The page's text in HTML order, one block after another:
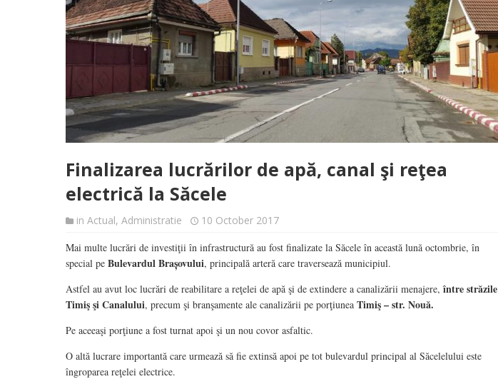
Finalizarea lucrărilor de apă, canal şi reţea
electrică la Săcele
in Actual, Administratie
10 October 2017
Mai multe lucrări de investiţii în infrastructură au fost finalizate la Săcele în această lună octombrie, în
special pe Bulevardul Brașovului, principală arteră care traversează municipiul.
Astfel au avut loc lucrări de reabilitare a reţelei de apă şi de extindere a canalizării menajere, între străzile
Timiş şi Canalului, precum şi branşamente ale canalizării pe porţiunea Timiş – str. Nouă.
Pe aceeaşi porţiune a fost turnat apoi şi un nou covor asfaltic.
O altă lucrare importantă care urmează să fie extinsă apoi pe tot bulevardul principal al Săcelelului este
îngroparea reţelei electrice.